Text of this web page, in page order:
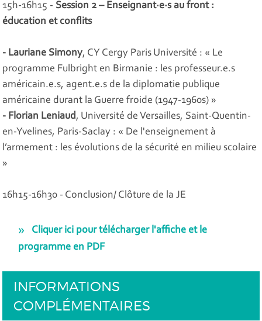
15h-16h15 - Session 2 – Enseignant·e·s au front :
éducation et conflits
- Lauriane Simony, CY Cergy Paris Université : « Le
programme Fulbright en Birmanie : les professeur.e.s
américain.e.s, agent.e.s de la diplomatie publique
américaine durant la Guerre froide (1947-1960s) »
- Florian Leniaud, Université de Versailles, Saint-Quentin-
en-Yvelines, Paris-Saclay : « De l'enseignement à
l’armement : les évolutions de la sécurité en milieu scolaire
»
16h15-16h30 - Conclusion/ Clôture de la JE
Cliquer ici pour télécharger l'affiche et le
programme en PDF
INFORMATIONS
COMPLÉMENTAIRES